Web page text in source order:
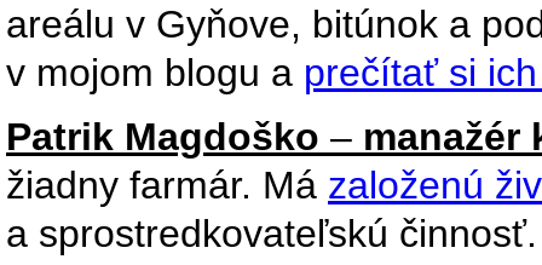
areálu v Gyňove, bitúnok a
v mojom blogu a prečítať si
Patrik Magdoško – manažér
žiadny farmár. Má založenú
a sprostredkovateľskú